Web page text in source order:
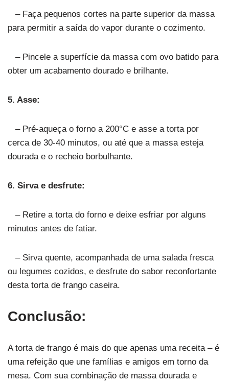
– Faça pequenos cortes na parte superior da massa
para permitir a saída do vapor durante o cozimento.
– Pincele a superfície da massa com ovo batido para
obter um acabamento dourado e brilhante.
5. Asse:
– Pré-aqueça o forno a 200°C e asse a torta por
cerca de 30-40 minutos, ou até que a massa esteja
dourada e o recheio borbulhante.
6. Sirva e desfrute:
– Retire a torta do forno e deixe esfriar por alguns
minutos antes de fatiar.
– Sirva quente, acompanhada de uma salada fresca
ou legumes cozidos, e desfrute do sabor reconfortante
desta torta de frango caseira.
Conclusão:
A torta de frango é mais do que apenas uma receita – é
uma refeição que une famílias e amigos em torno da
mesa. Com sua combinação de massa dourada e